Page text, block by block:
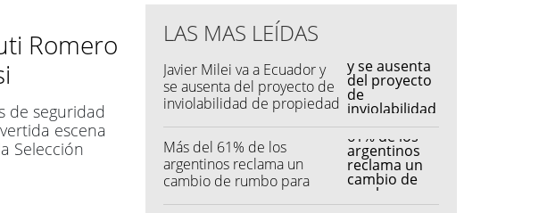
Romero
de seguridad
escena
Selección
LAS MAS LEÍDAS
Javier Milei va a Ecuador y
se ausenta del proyecto de
inviolabilidad de propiedad
Más del 61% de los
argentinos reclama un
cambio de rumbo para